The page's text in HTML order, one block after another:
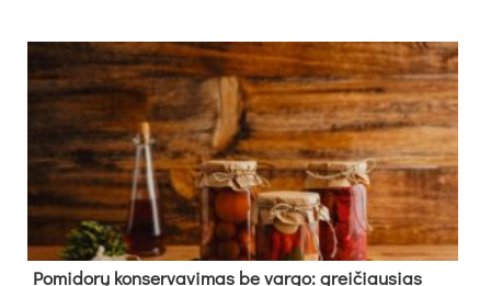
Pomidorų konservavimas be vargo: greičiausias